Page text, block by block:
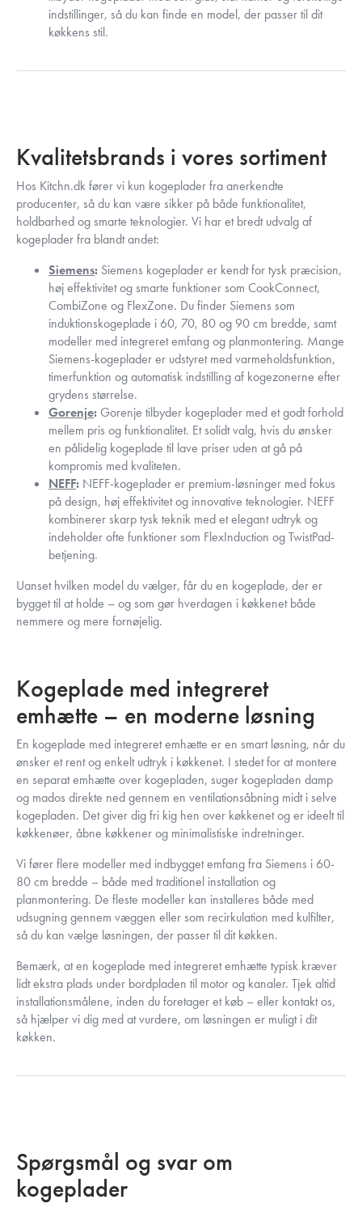
indstillinger, så du kan finde en model, der passer til dit
køkkens stil.
Kvalitetsbrands i vores sortiment
Hos Kitchn.dk fører vi kun kogeplader fra anerkendte
producenter, så du kan være sikker på både funktionalitet,
holdbarhed og smarte teknologier. Vi har et bredt udvalg af
kogeplader fra blandt andet:
Siemens: Siemens kogeplader er kendt for tysk præcision,
høj effektivitet og smarte funktioner som CookConnect,
CombiZone og FlexZone. Du finder Siemens som
induktionskogeplade i 60, 70, 80 og 90 cm bredde, samt
modeller med integreret emfang og planmontering. Mange
Siemens-kogeplader er udstyret med varmeholdsfunktion,
timerfunktion og automatisk indstilling af kogezonerne efter
grydens størrelse.
Gorenje:Gorenje tilbyder kogeplader med et godt forhold
mellem pris og funktionalitet. Et solidt valg, hvis du ønsker
en pålidelig kogeplade til lave priser uden at gå på
kompromis med kvaliteten.
NEFF: NEFF-kogeplader er premium-løsninger med fokus
på design, høj effektivitet og innovative teknologier. NEFF
kombinerer skarp tysk teknik med et elegant udtryk og
indeholder ofte funktioner som FlexInduction og TwistPad-
betjening.
Uanset hvilken model du vælger, får du en kogeplade, der er
bygget til at holde – og som gør hverdagen i køkkenet både
nemmere og mere fornøjelig.
Kogeplade med integreret
emhætte – en moderne løsning
En kogeplade med integreret emhætte er en smart løsning, når du
ønsker et rent og enkelt udtryk i køkkenet. I stedet for at montere
en separat emhætte over kogepladen, suger kogepladen damp
og mados direkte ned gennem en ventilationsåbning midt i selve
kogepladen. Det giver dig fri kig hen over køkkenet og er ideelt til
køkkenøer, åbne køkkener og minimalistiske indretninger.
Vi fører flere modeller med indbygget emfang fra Siemens i 60-
80 cm bredde – både med traditionel installation og
planmontering. De fleste modeller kan installeres både med
udsugning gennem væggen eller som recirkulation med kulfilter,
så du kan vælge løsningen, der passer til dit køkken.
Bemærk, at en kogeplade med integreret emhætte typisk kræver
lidt ekstra plads under bordpladen til motor og kanaler. Tjek altid
installationsmålene, inden du foretager et køb – eller kontakt os,
så hjælper vi dig med at vurdere, om løsningen er muligt i dit
køkken.
Spørgsmål og svar om
kogeplader